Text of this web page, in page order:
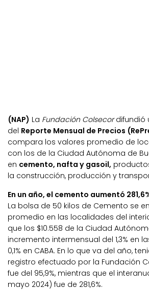
(NAP) La Fundación Colsecordifundió
del Reporte Mensual de Precios
compara los valores promedio de
con los de la Ciudad Autónoma de
en cemento, nafta y gasoil,
la construcción, producción y
En un año, el cemento aumentó
La bolsa de 50 kilos de Cemento se
promedio en las localidades del
que los $10.558 de la Ciudad
incremento intermensual del 1,3% en
0,1% en CABA. En lo que va del año,
registro efectuado por la Fundación
fue del 95,9%, mientras que el
mayo 2024) fue de 281,6%.